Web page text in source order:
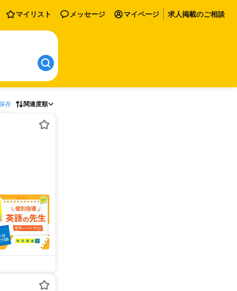
マイリスト メッセージ マイページ 求人掲載のご相談
存 関連度順